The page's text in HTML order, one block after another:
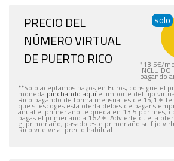
PRECIO DEL
NÚMERO VIRTUAL
DE PUERTO RICO
solo
*13.5€/
INCLUIDO
pagando
**Solo aceptamos pagos en Euros, consigue el
monedapinchando aquíel importe del fijo
Rico pagando de forma mensual es de 15,1
que si escoges esta oferta debes de pagar
anual el primer año te queda en 13.5 por mes,
pagas el primer año a 162 €. Advierte que la
el primer año, pasado este primer año su fijo
Rico vuelve al precio habitual.